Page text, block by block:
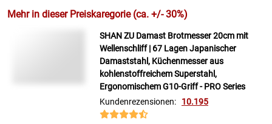
Mehr in dieser Preiskaregorie (ca. +/- 30%)
SHAN ZU Damast Brotmesser 20cm mit
Wellenschliff | 67 Lagen Japanischer
Damaststahl, Küchenmesser aus
kohlenstoffreichem Superstahl,
Ergonomischem G10-Griff - PRO Series
Kundenrezensionen: 10.195